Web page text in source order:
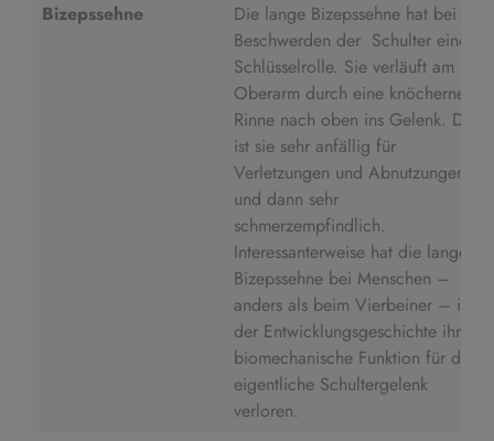
Bizepssehne
Die lange Bizepssehne hat bei
Beschwerden der Schulter eine
Schlüsselrolle. Sie verläuft am
Oberarm durch eine knöcherne
Rinne nach oben ins Gelenk. Dort
ist sie sehr anfällig für
Verletzungen und Abnutzungen
und dann sehr
schmerzempfindlich.
Interessanterweise hat die lange
Bizepssehne bei Menschen –
anders als beim Vierbeiner – in
der Entwicklungsgeschichte ihre
biomechanische Funktion für das
eigentliche Schultergelenk
verloren.